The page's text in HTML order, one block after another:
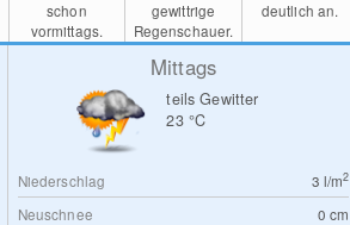
schon
vormittags.
gewittrige
Regenschauer.
deutlich an.
Mittags
teils Gewitter
23 °C
Niederschlag 3 l/m2
Neuschnee 0cm